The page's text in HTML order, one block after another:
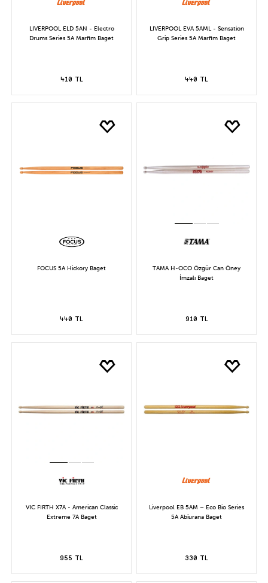
LIVERPOOL ELD 5AN - Electro
Drums Series 5A Marfim Baget
410 TL
LIVERPOOL EVA 5AML - Sensation
Grip Series 5A Marfim Baget
440 TL
FOCUS 5A Hickory Baget
440 TL
TAMA H-OCO Özgür Can Öney
İmzalı Baget
910 TL
VIC FIRTH X7A - American Classic
Extreme 7A Baget
955 TL
Liverpool EB 5AM – Eco Bio Series
5A Abiurana Baget
330 TL